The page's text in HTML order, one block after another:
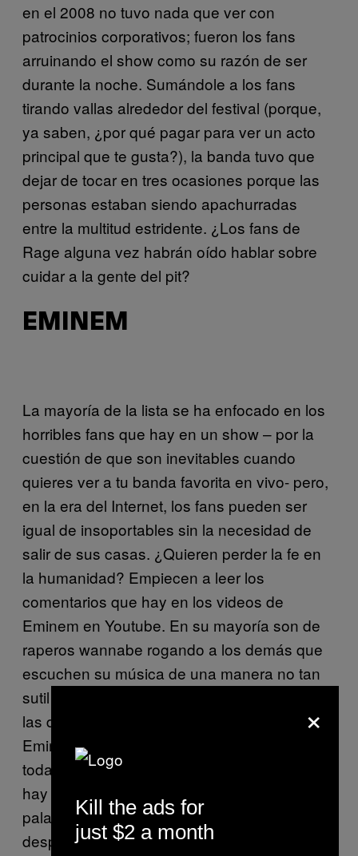
en el 2008 no tuvo nada que ver con
patrocinios corporativos; fueron los fans
arruinando el show como su razón de ser
durante la noche. Sumándole a los fans
tirando vallas alrededor del festival (porque,
ya saben, ¿por qué pagar para ver un acto
principal que te gusta?), la banda tuvo que
dejar de tocar en tres ocasiones porque las
personas estaban siendo apachurradas
entre la multitud estridente. ¿Los fans de
Rage alguna vez habrán oído hablar sobre
cuidar a la gente del pit?
EMINEM
La mayoría de la lista se ha enfocado en los
horribles fans que hay en un show – por la
cuestión de que son inevitables cuando
quieres ver a tu banda favorita en vivo- pero,
en la era del Internet, los fans pueden ser
igual de insoportables sin la necesidad de
salir de sus casas. ¿Quieren perder la fe en
la humanidad? Empiecen a leer los
comentarios que hay en los videos de
Eminem en Youtube. En su mayoría son de
raperos wannabe rogando a los demás que
escuchen su música de una manera no tan
sutil y muy encajosa. De ahí se derivan todas
las discusiones relacionadas con raza (sí,
Eminem sigue siendo blanco, y las personas
todavía quieren hablar sobre eso). Y claro
hay mucha homofobia alrededor junto con
palabras desagradables generalmente
despectivas que la mayoría de estos
×
Kill the ads for
just $2 a month